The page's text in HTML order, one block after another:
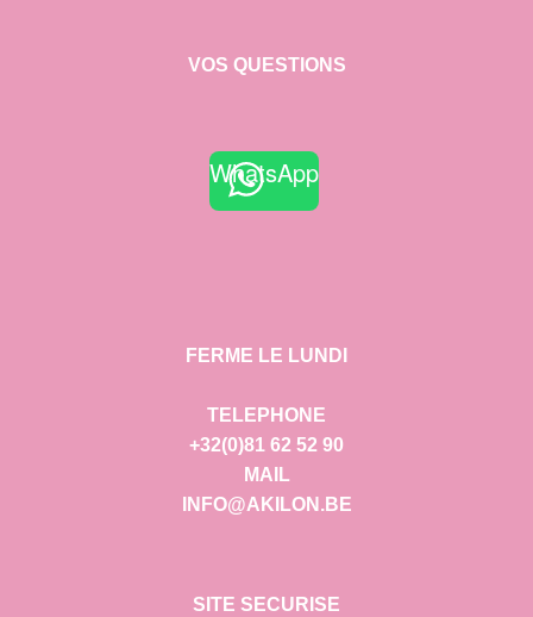
VOS QUESTIONS
WhatsApp
FERME LE LUNDI
TELEPHONE
+32(0)81 62 52 90
MAIL
INFO@AKILON.BE
SITE SECURISE